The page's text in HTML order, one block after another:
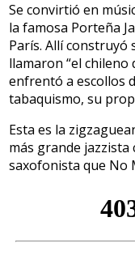
Se convirtió en
la famosa Porteña
París. Allí construyó
llamaron “el chileno
enfrentó a escollos
tabaquismo, su
Esta es la
más grande
saxofonista que No